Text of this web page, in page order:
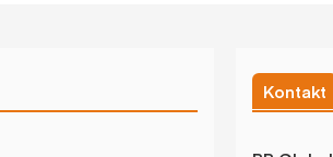
Kontakt